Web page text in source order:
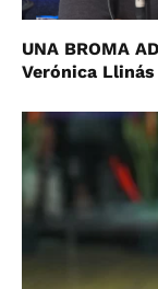
UNA BROMA
Verónica